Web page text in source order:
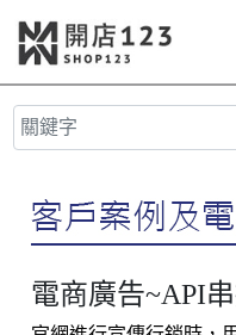
電商廣告~API